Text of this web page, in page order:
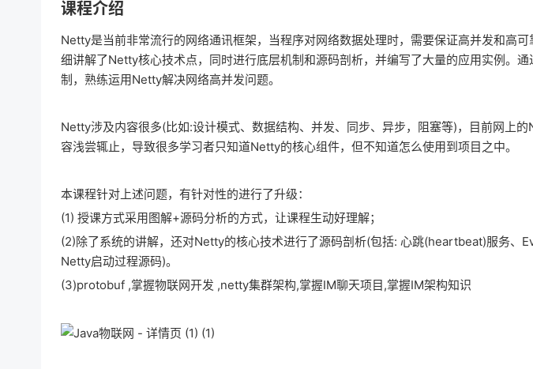
课程介绍
Netty是当前非常流行的网络通讯框架，当程序对网络数据处理时，需要保证高并发和高
细讲解了Netty核心技术点，同时进行底层机制和源码剖析，并编写了大量的应用实例。
制，熟练运用Netty解决网络高并发问题。
Netty涉及内容很多(比如:设计模式、数据结构、并发、同步、异步，阻塞等)，目前网上
容浅尝辄止，导致很多学习者只知道Netty的核心组件，但不知道怎么使用到项目之中。
本课程针对上述问题，有针对性的进行了升级：
(1) 授课方式采用图解+源码分析的方式，让课程生动好理解；
(2)除了系统的讲解，还对Netty的核心技术进行了源码剖析(包括: 心跳(heartbeat)服务、
Netty启动过程源码)。
(3)protobuf ,掌握物联网开发 ,netty集群架构,掌握IM聊天项目,掌握IM架构知识